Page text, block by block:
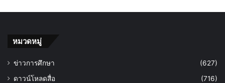
หมวดหมู่
ข่าวการศึกษา
(627)
ดาวน์โหลดสื่อ
(716)